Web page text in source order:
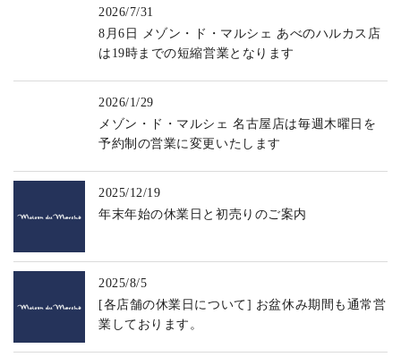
2026/7/31
8月6日 メゾン・ド・マルシェ あべのハルカス店
は19時までの短縮営業となります
2026/1/29
メゾン・ド・マルシェ 名古屋店は毎週木曜日を
予約制の営業に変更いたします
2025/12/19
年末年始の休業日と初売りのご案内
2025/8/5
[各店舗の休業日について] お盆休み期間も通常営
業しております。